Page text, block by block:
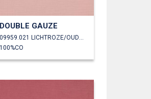
DOUBLE GAUZE
100%CO